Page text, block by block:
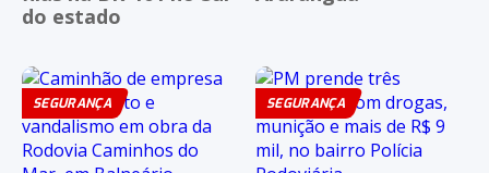
do estado
SEGURANÇA SEGURANÇA